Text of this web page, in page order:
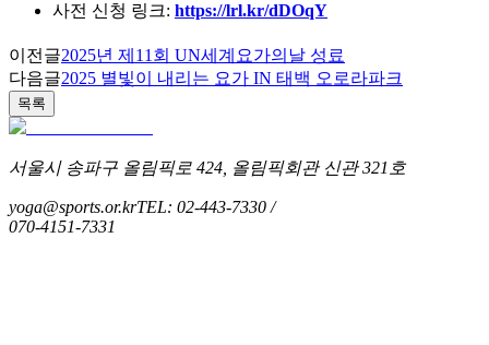
사전 신청 링크: https://lrl.kr/dDOqY
이전글2025년 제11회 UN세계요가의날 성료
다음글2025 별빛이 내리는 요가 IN 태백 오로라파크
목록
서울시 송파구 올림픽로 424, 올림픽회관 신관 321호
yoga@sports.or.krTEL: 02-443-7330 /
070-4151-7331